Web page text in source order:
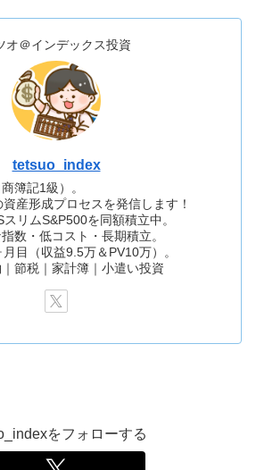
オ＠インデックス投資
tetsuo_index
簿記1級）。
産形成プロセスを発信します！
リムS&P500を同額積立中。
数・低コスト・長期積立。
目（収益9.5万＆PV10万）。
節税｜家計簿｜小遣い投資
をフォローする